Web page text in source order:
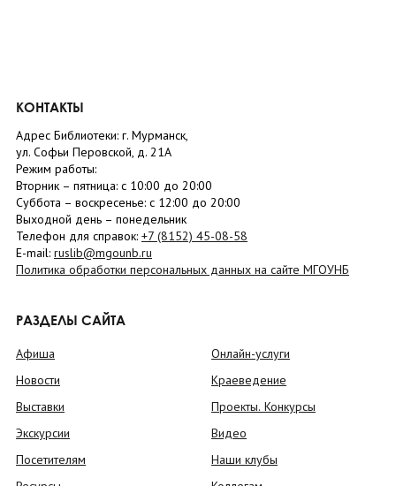
КОНТАКТЫ
Адрес Библиотеки: г. Мурманск,
ул. Софьи Перовской, д. 21А
Режим работы:
Вторник – пятница: с 10:00 до 20:00
Суббота – воскресенье: c 12:00 до 20:00
Выходной день – понедельник
Телефон для справок: +7 (8152) 45-08-58
E-mail: ruslib@mgounb.ru
Политика обработки персональных данных на сайте МГОУНБ
РАЗДЕЛЫ САЙТА
Афиша
Новости
Выставки
Экскурсии
Посетителям
Онлайн-услуги
Краеведение
Проекты. Конкурсы
Видео
Наши клубы